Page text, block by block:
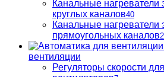
Канальные нагреватели
круглых каналов40
Канальные нагреватели
прямоугольных каналов
вентиляции
Регуляторы скорости